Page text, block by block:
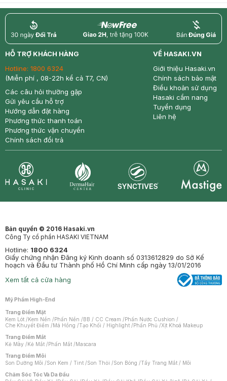
return nowfree price
HỖ TRỢ KHÁCH HÀNG
Hotline: 1800 6324
(Miễn phí , 08-22h kể cả T7, CN)
Các câu hỏi thường gặp
Gửi yêu cầu hỗ trợ
Hướng dẫn đặt hàng
Phương thức thanh toán
Phương thức vận chuyển
Chính sách đổi trả
VỀ HASAKI.VN
Giới thiệu Hasaki.vn
Chính sách bảo mật
Điều khoản sử dụng
Hasaki cẩm nang
Tuyển dụng
Liên hệ
Bản quyền © 2016 Hasaki.vn
Công Ty cổ phần HASAKI VIETNAM
Hotline: 1800 6324
Giấy chứng nhận Đăng ký Kinh doanh số 0313612829 do Sở Kế
hoạch và Đầu tư Thành phố Hồ Chí Minh cấp ngày 13/01/2016
Xem tất cả cửa hàng
Mỹ Phẩm High-End
Trang Điểm Mặt
Kem Lót /Kem Nền /Phấn Nền /BB / CC Cream /Phấn Nước Cushion /
Che Khuyết Điểm /Má Hồng /Tạo Khối / Highlight /Phấn Phủ /Xịt Khoá Makeup
Trang Điểm Mắt
Kẻ Mày /Kẻ Mắt /Phấn Mắt /Mascara
Trang Điểm Môi
Son Dưỡng Môi /Son Kem / Tint /Son Thỏi /Son Bóng /Tẩy Trang Mắt / Môi
Chăm Sóc Tóc Và Da Đầu